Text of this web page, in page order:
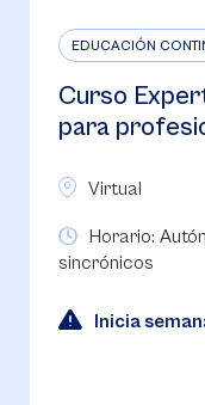
EDUCACIÓN
Curso
para
Virtual
Horario:
sincrónicos
Inicia